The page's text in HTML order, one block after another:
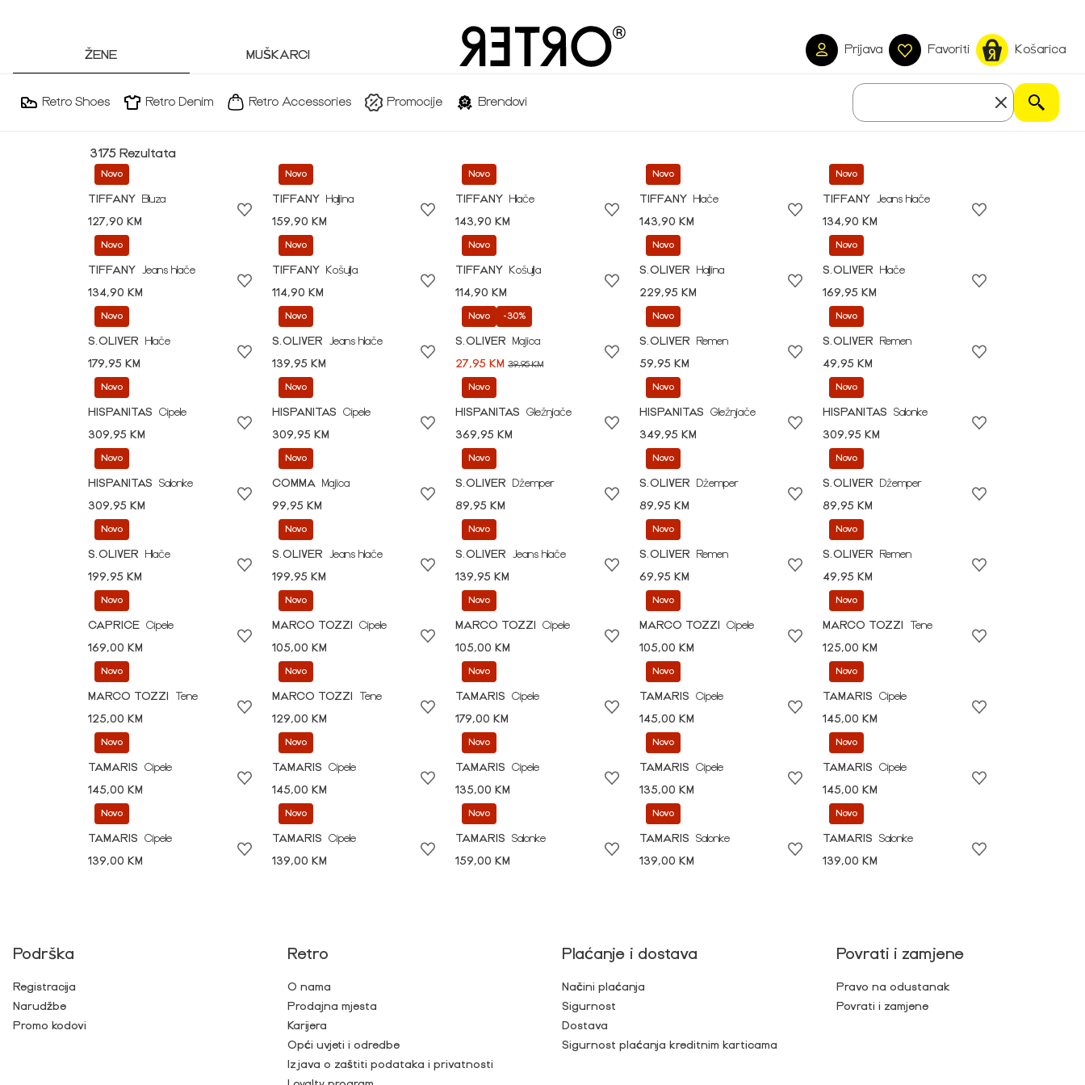
ŽENE MUŠKARCI Prijava Favoriti Košarica
Retro Shoes Retro Denim Retro Accessories Promocije Brendovi
3175 Rezultata
Novo
TIFFANY
Bluza
127,90 KM
Novo
TIFFANY
Haljina
159,90 KM
Novo
TIFFANY
Hlače
143,90 KM
Novo
TIFFANY
Hlače
143,90 KM
Novo
TIFFANY
Jeans hlače
134,90 KM
Novo
TIFFANY
Jeans hlače
134,90 KM
Novo
TIFFANY
Košulja
114,90 KM
Novo
TIFFANY
Košulja
114,90 KM
Novo
S.OLIVER
Haljina
229,95 KM
Novo
S.OLIVER
Hlače
169,95 KM
Novo
S.OLIVER
Hlače
179,95 KM
Novo
S.OLIVER
Jeans hlače
139,95 KM
Novo -30%
S.OLIVER
Majica
27,95 KM39,95 KM
Novo
S.OLIVER
Remen
59,95 KM
Novo
S.OLIVER
Remen
49,95 KM
Novo
HISPANITAS
Cipele
309,95 KM
Novo
HISPANITAS
Cipele
309,95 KM
Novo
HISPANITAS
Gležnjače
369,95 KM
Novo
HISPANITAS
Gležnjače
349,95 KM
Novo
HISPANITAS
Salonke
309,95 KM
Novo
HISPANITAS
Salonke
309,95 KM
Novo
COMMA
Majica
99,95 KM
Novo
S.OLIVER
Džemper
89,95 KM
Novo
S.OLIVER
Džemper
89,95 KM
Novo
S.OLIVER
Džemper
89,95 KM
Novo
S.OLIVER
Hlače
199,95 KM
Novo
S.OLIVER
Jeans hlače
199,95 KM
Novo
S.OLIVER
Jeans hlače
139,95 KM
Novo
S.OLIVER
Remen
69,95 KM
Novo
S.OLIVER
Remen
49,95 KM
Novo
CAPRICE Cipele
169,00 KM
Novo
MARCO TOZZI
Cipele
105,00 KM
Novo
MARCO TOZZI
Cipele
105,00 KM
Novo
MARCO TOZZI
Cipele
105,00 KM
Novo
MARCO TOZZI
Tene
125,00 KM
Novo
MARCO TOZZI
Tene
125,00 KM
Novo
MARCO TOZZI
Tene
129,00 KM
Novo
TAMARIS
Cipele
179,00 KM
Novo
TAMARIS
Cipele
145,00 KM
Novo
TAMARIS
Cipele
145,00 KM
Novo
TAMARIS
Cipele
145,00 KM
Novo
TAMARIS
Cipele
145,00 KM
Novo
TAMARIS
Cipele
135,00 KM
Novo
TAMARIS
Cipele
135,00 KM
Novo
TAMARIS
Cipele
145,00 KM
Novo
TAMARIS
Cipele
139,00 KM
Novo
TAMARIS
Cipele
139,00 KM
Novo
TAMARIS
Salonke
159,00 KM
Novo
TAMARIS
Salonke
139,00 KM
Novo
TAMARIS
Salonke
139,00 KM
Podrška
Registracija
Narudžbe
Promo kodovi
Retro
O nama
Prodajna mjesta
Karijera
Opći uvjeti i odredbe
Izjava o zaštiti podataka i privatnosti
Plaćanje i dostava
Načini plaćanja
Sigurnost
Dostava
Sigurnost plaćanja kreditnim karticama
Povrati i zamjene
Pravo na odustanak
Povrati i zamjene